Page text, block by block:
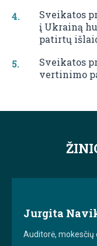
Sveikatos
į Ukrainą
patirtų
Sveikatos
vertinimo
Jurgita
Auditorė, mokesčių